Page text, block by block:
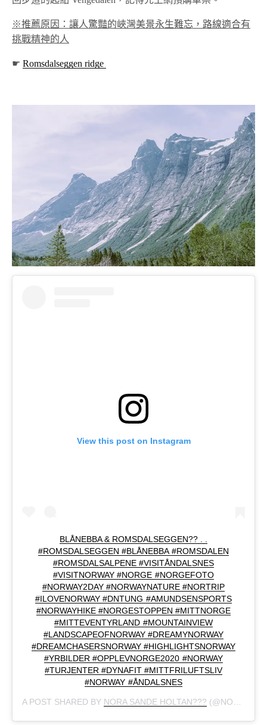
※推薦原因：讓人驚豔的峽灣美景永生難忘，路線適合有
挑戰精神的人
☛Romsdalseggen ridge
View this post on Instagram
BLÅNEBBA & ROMSDALSEGGEN?? . .
#ROMSDALSEGGEN #BLÅNEBBA #ROMSDALEN
#ROMSDALSALPENE #VISITÅNDALSNES
#VISITNORWAY #NORGE #NORGEFOTO
#NORWAY2DAY #NORWAYNATURE #NORTRIP
#ILOVENORWAY #DNTUNG #AMUNDSENSPORTS
#NORWAYHIKE #NORGESTOPPEN #MITTNORGE
#MITTEVENTYRLAND #MOUNTAINVIEW
#LANDSCAPEOFNORWAY #DREAMYNORWAY
#DREAMCHASERSNORWAY #HIGHLIGHTSNORWAY
#YRBILDER #OPPLEVNORGE2020 #NORWAY
#TURJENTER #DYNAFIT #MITTFRILUFTSLIV
#NORWAY #ÅNDALSNES
A POST SHARED BY NORA SANDE HOLTAN??? (@NORA.HOLTAN) ON